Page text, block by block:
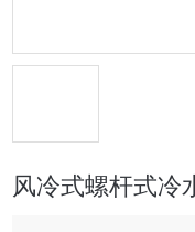
风冷式螺杆式冷